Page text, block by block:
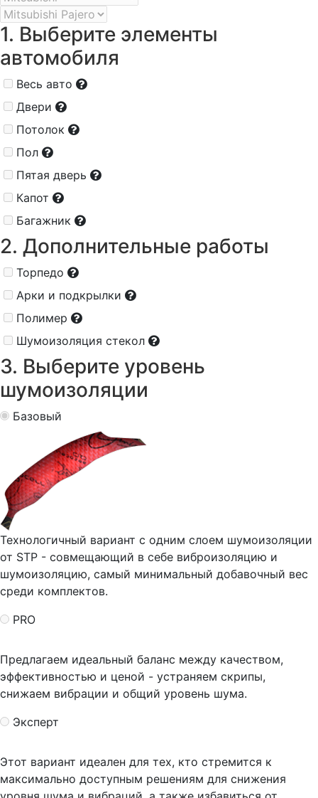
1. Выберите элементы
автомобиля
Весь авто
Двери
Потолок
Пол
Пятая дверь
Капот
Багажник
2. Дополнительные работы
Торпедо
Арки и подкрылки
Полимер
Шумоизоляция стекол
3. Выберите уровень
шумоизоляции
Базовый
Технологичный вариант с одним слоем шумоизоляции
от STP - совмещающий в себе виброизоляцию и
шумоизоляцию, самый минимальный добавочный вес
среди комплектов.
PRO
Предлагаем идеальный баланс между качеством,
эффективностью и ценой - устраняем скрипы,
снижаем вибрации и общий уровень шума.
Эксперт
Этот вариант идеален для тех, кто стремится к
максимально доступным решениям для снижения